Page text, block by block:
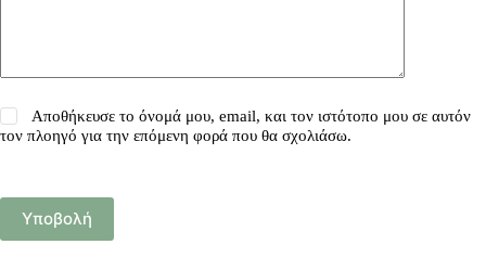
Αποθήκευσε το όνομά μου, email, και τον ιστότοπο μου σε αυτόν
τον πλοηγό για την επόμενη φορά που θα σχολιάσω.
Υποβολή